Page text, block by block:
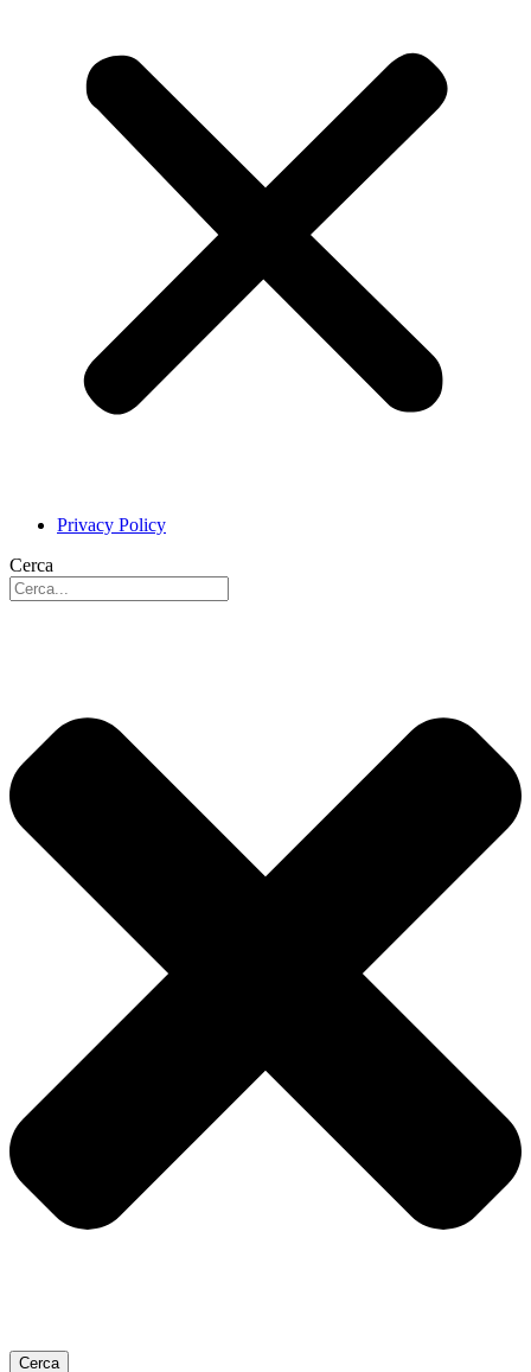
Privacy Policy
Cerca
Cerca